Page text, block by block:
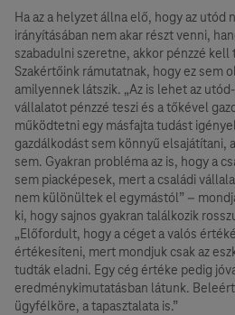
Ha az a helyzet állna elő, hogy az utód
irányításában nem akar részt venni,
szabadulni szeretne, akkor pénzzé kell
Szakértőink rámutatnak, hogy ez sem
amilyennek látszik. „Az is lehet az
vállalatot pénzzé teszi és a tőkével
működtetni egy másfajta tudást
gazdálkodást sem könnyű elsajátítani,
sem. Gyakran probléma az is, hogy a
sem piacképesek, mert a családi
nem különültek el egymástól” –
ki, hogy sajnos gyakran találkozik
„Előfordult, hogy a céget a valós
értékesíteni, mert mondjuk csak az
tudták eladni. Egy cég értéke pedig
eredménykimutatásban látunk.
ügyfélköre, a tapasztalata is.”